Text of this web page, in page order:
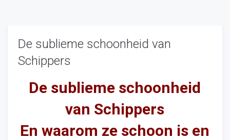
De sublieme schoonheid van
Schippers
De sublieme schoonheid
van Schippers
En waarom ze schoon is en